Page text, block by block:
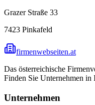
Grazer Straße 33
7423 Pinkafeld
firmenwebseiten.at
Das österreichische
Finden Sie Unternehmen in
Unternehmen